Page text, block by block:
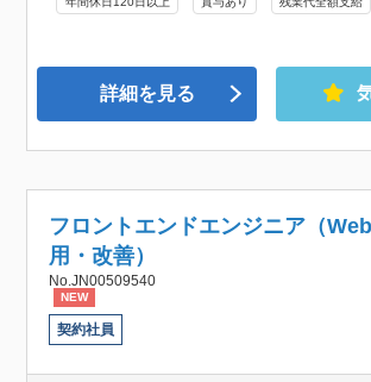
詳細を見る
フロントエンドエンジニア（
用・改善）
No.JN00509540
NEW
契約社員